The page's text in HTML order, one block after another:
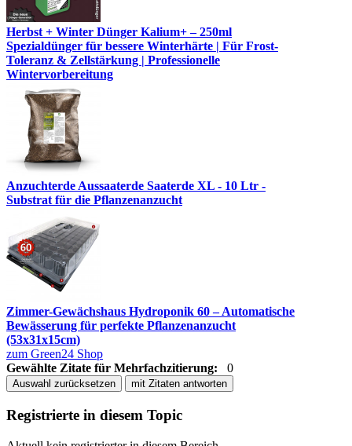
Herbst + Winter Dünger Kalium+ – 250ml
Spezialdünger für bessere Winterhärte | Für Frost-
Toleranz & Zellstärkung | Professionelle
Wintervorbereitung
Anzuchterde Aussaaterde Saaterde XL - 10 Ltr -
Substrat für die Pflanzenanzucht
Zimmer-Gewächshaus Hydroponik 60 – Automatische
Bewässerung für perfekte Pflanzenanzucht
(53x31x15cm)
zum Green24 Shop
Gewählte Zitate für Mehrfachzitierung:
0
Auswahl zurücksetzen mit Zitaten antworten
Registrierte in diesem Topic